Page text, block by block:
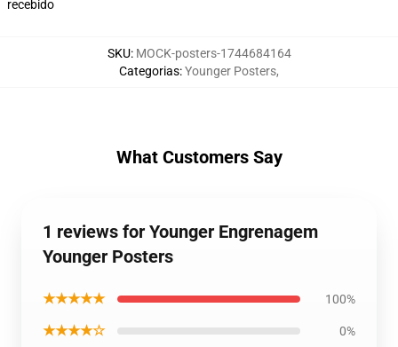
recebido
SKU: MOCK-posters-1744684164
Categorias:Younger Posters,
What Customers Say
1 reviews for Younger Engrenagem
Younger Posters
★★★★★ 100%
★★★★☆ 0%